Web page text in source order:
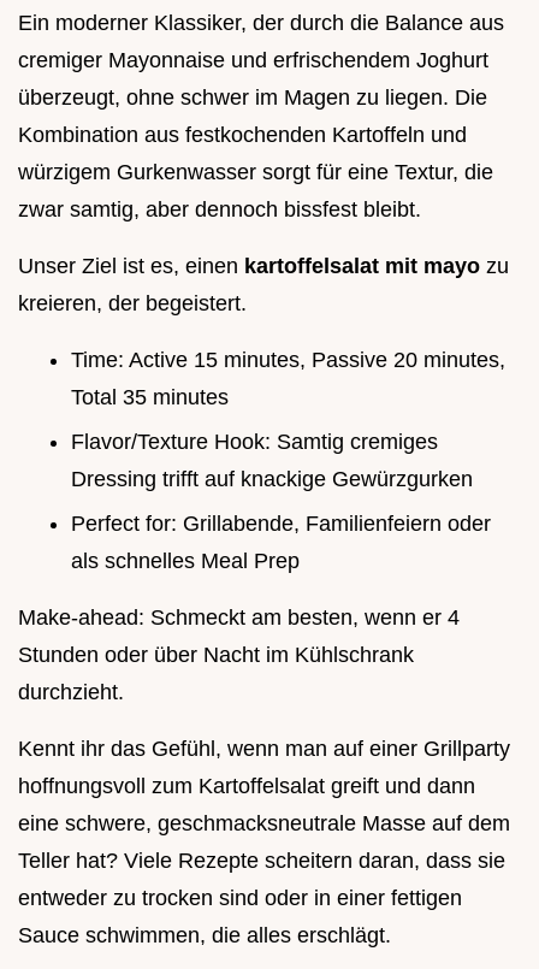
Ein moderner Klassiker, der durch die Balance aus
cremiger Mayonnaise und erfrischendem Joghurt
überzeugt, ohne schwer im Magen zu liegen. Die
Kombination aus festkochenden Kartoffeln und
würzigem Gurkenwasser sorgt für eine Textur, die
zwar samtig, aber dennoch bissfest bleibt.
Unser Ziel ist es, einen kartoffelsalat mit mayo zu
kreieren, der begeistert.
Time: Active 15 minutes, Passive 20 minutes,
Total 35 minutes
Flavor/Texture Hook: Samtig cremiges
Dressing trifft auf knackige Gewürzgurken
Perfect for: Grillabende, Familienfeiern oder
als schnelles Meal Prep
Make-ahead: Schmeckt am besten, wenn er 4
Stunden oder über Nacht im Kühlschrank
durchzieht.
Kennt ihr das Gefühl, wenn man auf einer Grillparty
hoffnungsvoll zum Kartoffelsalat greift und dann
eine schwere, geschmacksneutrale Masse auf dem
Teller hat? Viele Rezepte scheitern daran, dass sie
entweder zu trocken sind oder in einer fettigen
Sauce schwimmen, die alles erschlägt.